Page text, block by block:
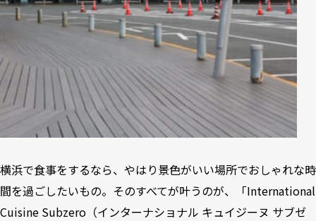
横浜で食事をするなら、やはり景色がいい場所でおしゃれな時
間を過ごしたいもの。そのすべてが叶うのが、「International
Cuisine Subzero（インターナショナル キュイジーヌ サブゼ